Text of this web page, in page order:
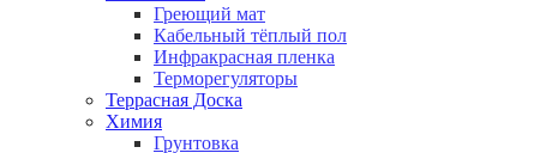
Греющий мат
Кабельный тёплый пол
Инфракрасная пленка
Терморегуляторы
Террасная Доска
Химия
Грунтовка